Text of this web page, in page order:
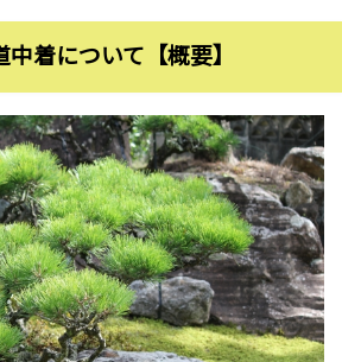
着について【概要】